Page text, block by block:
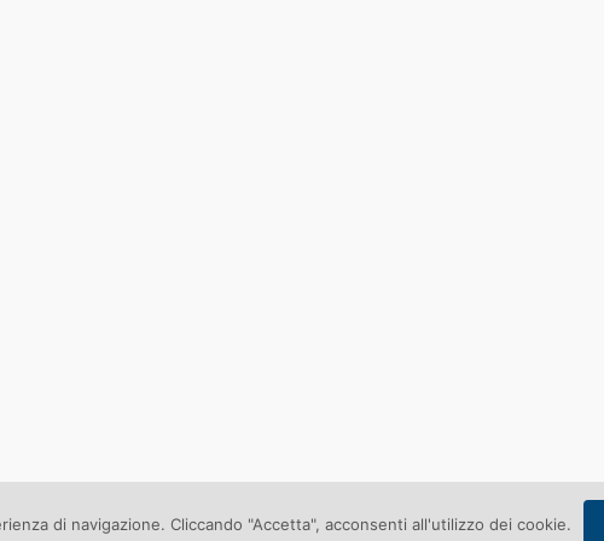
di navigazione. Cliccando "Accetta", acconsenti all'utilizzo dei cookie.